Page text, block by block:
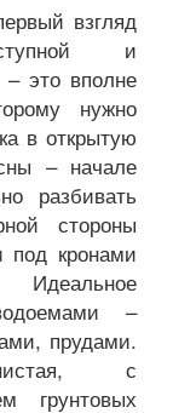
взгляд
и
это вполне
нужно
в открытую
– начале
разбивать
стороны
под кронами
–
прудами.
с
грунтовых